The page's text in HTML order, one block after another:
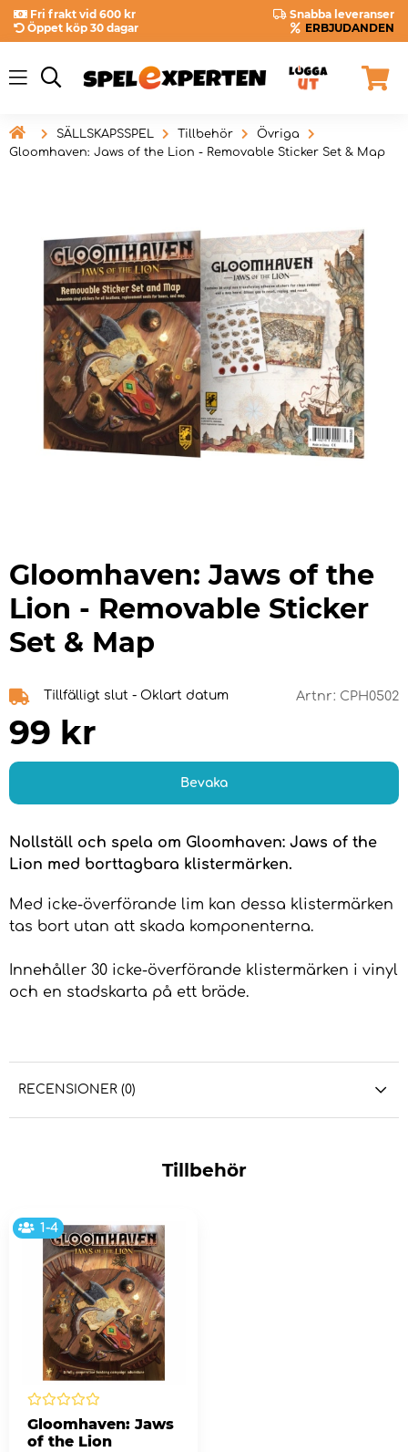
Fri frakt vid 600 kr
Snabba leveranser
Öppet köp 30 dagar
ERBJUDANDEN
 SÄLLSKAPSSPEL Tillbehör
Övriga
Gloomhaven: Jaws of the Lion - Removable Sticker Set & Map
Gloomhaven: Jaws of the
Lion - Removable Sticker
Set & Map
Tillfälligt slut - Oklart datum Artnr: CPH0502
99 kr
Bevaka
Nollställ och spela om Gloomhaven: Jaws of the
Lion med borttagbara klistermärken.
Med icke-överförande lim kan dessa klistermärken
tas bort utan att skada komponenterna.
Innehåller 30 icke-överförande klistermärken i vinyl
och en stadskarta på ett bräde.
RECENSIONER (0)
Tillbehör
1-4
Gloomhaven: Jaws
of the Lion